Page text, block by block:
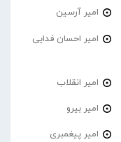
امیر آرسین
امیر احسان فدایی
امیر انقلاب
امیر بیرو
امیر پیغمبری